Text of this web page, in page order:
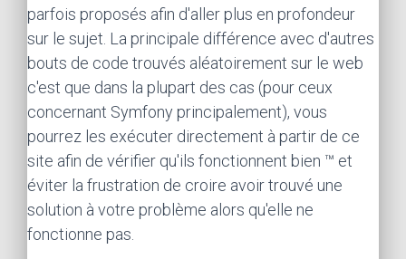
parfois proposés afin d'aller plus en profondeur
sur le sujet. La principale différence avec d'autres
bouts de code trouvés aléatoirement sur le web
c'est que dans la plupart des cas (pour ceux
concernant Symfony principalement), vous
pourrez les exécuter directement à partir de ce
site afin de vérifier qu'ils fonctionnent bien ™ et
éviter la frustration de croire avoir trouvé une
solution à votre problème alors qu'elle ne
fonctionne pas.